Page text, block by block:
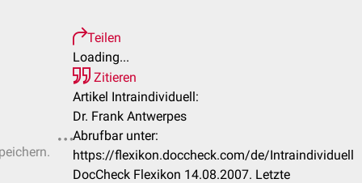
Teilen
Loading...
Zitieren
Artikel Intraindividuell:
Dr. Frank Antwerpes
Abrufbar unter:
https://flexikon.doccheck.com/de/Intraindividuell
DocCheck Flexikon 14.08.2007. Letzte